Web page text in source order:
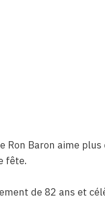
Ron Baron aime
fête.
de 82 ans et